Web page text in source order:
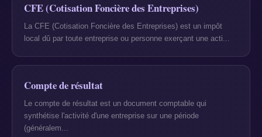
CFE (Cotisation Foncière des Entreprises)
La CFE (Cotisation Foncière des Entreprises) est un impôt
local dû par toute entreprise ou personne exerçant une acti...
Compte de résultat
Le compte de résultat est un document comptable qui
synthétise l'activité d'une entreprise sur une période
(généralem...